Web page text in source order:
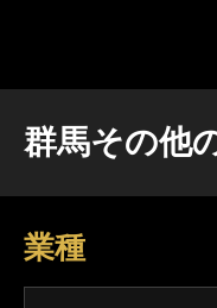
群馬その他
業種